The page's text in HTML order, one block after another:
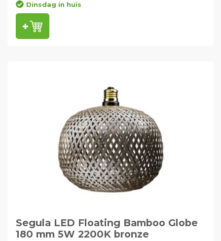
Dinsdag in huis
Segula LED Floating Bamboo Globe
180 mm 5W 2200K bronze